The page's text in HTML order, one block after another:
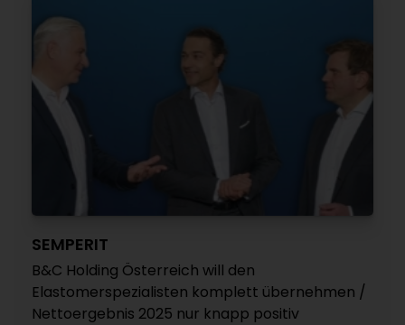
SEMPERIT
B&C Holding Österreich will den
Elastomerspezialisten komplett übernehmen /
Nettoergebnis 2025 nur knapp positiv